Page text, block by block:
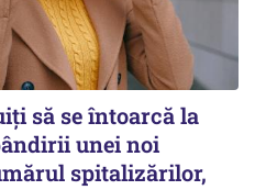
să se întoarcă la
unei noi
spitalizărilor,